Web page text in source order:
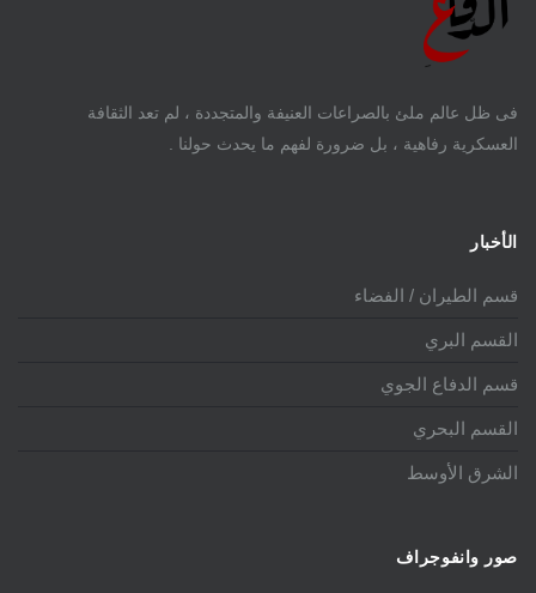
فى ظل عالم ملئ بالصراعات العنيفة والمتجددة ، لم تعد الثقافة
العسكرية رفاهية ، بل ضرورة لفهم ما يحدث حولنا .
الأخبار
قسم الطيران / الفضاء
القسم البري
قسم الدفاع الجوي
القسم البحري
الشرق الأوسط
صور وانفوجراف